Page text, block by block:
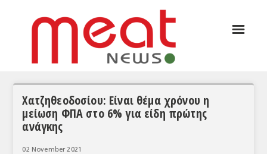
ΣΥΝΕΝΤΕΥΞΕΙΣ
☰
Χατζηθεοδοσίου: Είναι θέμα χρόνου η
μείωση ΦΠΑ στο 6% για είδη πρώτης
ανάγκης
02 November 2021